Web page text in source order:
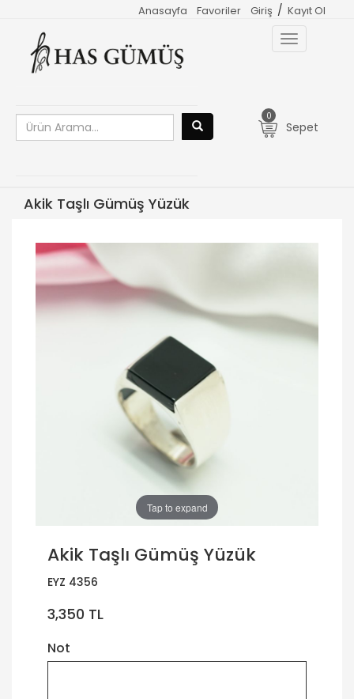
Giriş / Kayıt Ol
Favoriler
Anasayfa
Toggle
navigation
0
Sepet
Akik Taşlı Gümüş Yüzük
Tap to expand
Akik Taşlı Gümüş Yüzük
EYZ 4356
3,350 TL
Not